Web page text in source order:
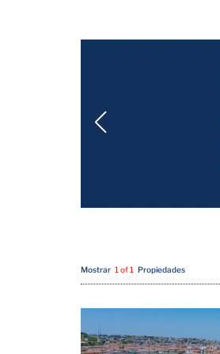
Mostrar 1 of 1 Propiedades